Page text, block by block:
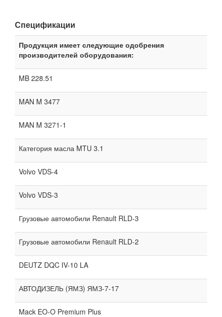
Спецификации
Продукция имеет следующие одобрения
производителей оборудования:
MB 228.51
MAN M 3477
MAN M 3271-1
Категория масла MTU 3.1
Volvo VDS-4
Volvo VDS-3
Грузовые автомобили Renault RLD-3
Грузовые автомобили Renault RLD-2
DEUTZ DQC IV-10 LA
АВТОДИЗЕЛЬ (ЯМЗ) ЯМЗ-7-17
Mack EO-O Premium Plus